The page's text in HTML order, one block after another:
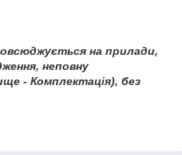
на прилади,
неповну
- Комплектація), без